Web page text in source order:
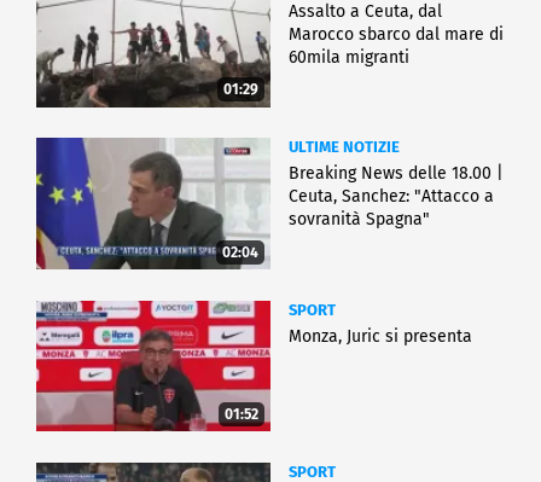
01:29
Assalto a Ceuta, dal
Marocco sbarco dal mare di
60mila migranti
02:04
ULTIME NOTIZIE
Breaking News delle 18.00 |
Ceuta, Sanchez: "Attacco a
sovranità Spagna"
01:52
SPORT
Monza, Juric si presenta
SPORT